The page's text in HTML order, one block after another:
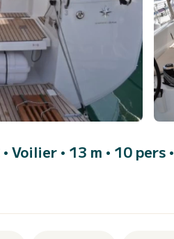
• Voilier • 13 m • 10 pers •